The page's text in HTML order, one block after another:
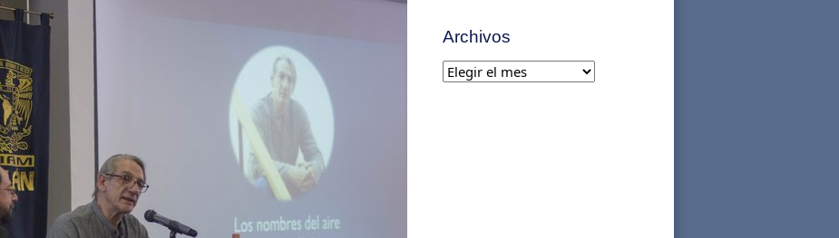
Archivos
Archivos